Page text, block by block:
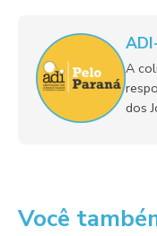
A
dos
Você